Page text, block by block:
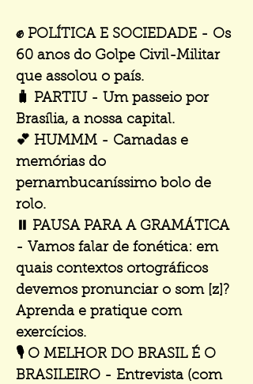
✊ POLÍTICA E SOCIEDADE - Os
60 anos do Golpe Civil-Militar
que assolou o país.
🧳 PARTIU - Um passeio por
Brasília, a nossa capital.
💕 HUMMM - Camadas e
memórias do
pernambucaníssimo bolo de
rolo.
⏸️ PAUSA PARA A GRAMÁTICA
- Vamos falar de fonética: em
quais contextos ortográficos
devemos pronunciar o som [z]?
Aprenda e pratique com
exercícios.
🎙️ O MELHOR DO BRASIL É O
BRASILEIRO - Entrevista (com